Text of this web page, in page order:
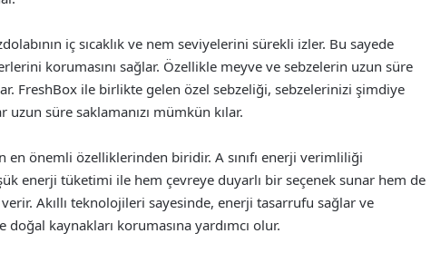
iç sıcaklık ve nem seviyelerini sürekli izler. Bu sayede
korumasını sağlar. Özellikle meyve ve sebzelerin uzun süre
FreshBox ile birlikte gelen özel sebzeliği, sebzelerinizi şimdiye
süre saklamanızı mümkün kılar.
en önemli özelliklerinden biridir. A sınıfı enerji verimliliği
enerji tüketimi ile hem çevreye duyarlı bir seçenek sunar hem de
Akıllı teknolojileri sayesinde, enerji tasarrufu sağlar ve
doğal kaynakları korumasına yardımcı olur.